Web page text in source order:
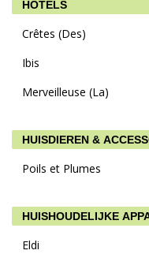
HÔTELS
Crêtes (Des)
Ibis
Merveilleuse (La)
HUISDIEREN &
Poils et Plumes
HUISHOUDELIJKE
Eldi